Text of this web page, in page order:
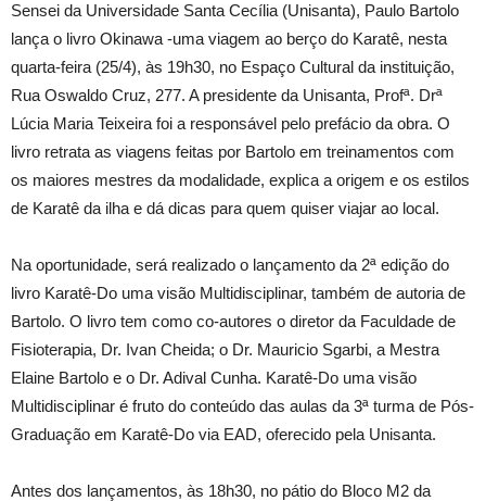
Sensei da Universidade Santa Cecília (Unisanta), Paulo Bartolo
lança o livro Okinawa -uma viagem ao berço do Karatê, nesta
quarta-feira (25/4), às 19h30, no Espaço Cultural da instituição,
Rua Oswaldo Cruz, 277. A presidente da Unisanta, Profª. Drª
Lúcia Maria Teixeira foi a responsável pelo prefácio da obra. O
livro retrata as viagens feitas por Bartolo em treinamentos com
os maiores mestres da modalidade, explica a origem e os estilos
de Karatê da ilha e dá dicas para quem quiser viajar ao local.
Na oportunidade, será realizado o lançamento da 2ª edição do
livro Karatê-Do uma visão Multidisciplinar, também de autoria de
Bartolo. O livro tem como co-autores o diretor da Faculdade de
Fisioterapia, Dr. Ivan Cheida; o Dr. Mauricio Sgarbi, a Mestra
Elaine Bartolo e o Dr. Adival Cunha. Karatê-Do uma visão
Multidisciplinar é fruto do conteúdo das aulas da 3ª turma de Pós-
Graduação em Karatê-Do via EAD, oferecido pela Unisanta.
Antes dos lançamentos, às 18h30, no pátio do Bloco M2 da